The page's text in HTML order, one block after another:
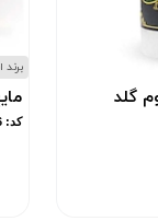
گلد
برند
کد: 1046